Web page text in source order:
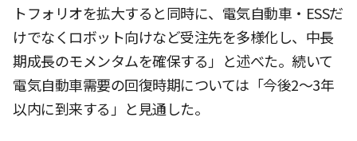
トフォリオを拡大すると同時に、電気自動車・ESSだ
けでなくロボット向けなど受注先を多様化し、中長
期成長のモメンタムを確保する」と述べた。続いて
電気自動車需要の回復時期については「今後2〜3年
以内に到来する」と見通した。